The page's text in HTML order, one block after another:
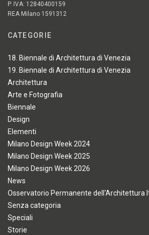
P. IVA: 12840400159
REA Milano 1591312
CATEGORIE
18. Biennale di Architettura di Venezia
19. Biennale di Architettura di Venezia
Architettura
Arte e Fotografia
Biennale
Design
Elementi
Milano Design Week 2024
Milano Design Week 2025
Milano Design Week 2026
News
Osservatorio Permanente dell'Architettura
Senza categoria
Speciali
Storie